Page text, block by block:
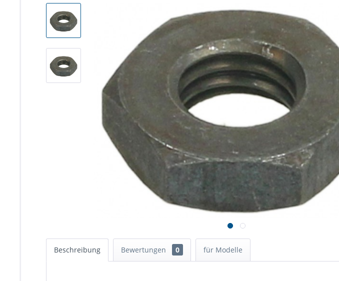
Beschreibung Bewertungen 0 für Modelle